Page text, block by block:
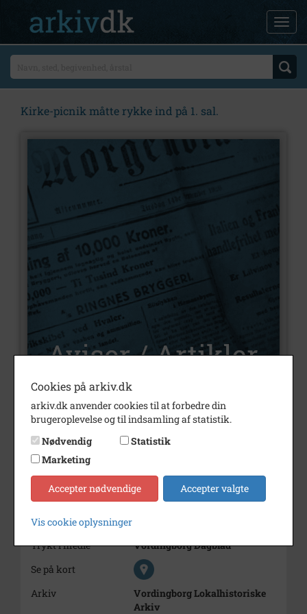
Kirke-picnik måtte rykke ind på 1. sal.
Nummer
U1223
Type
Aviser og artikler
Illustrationer
Nej
Årstal
1997
Dateringsnote
Trykt i medie
Vordingborg Dagblad
Se på kort
Arkiv
Vordingborg Lokalhistoriske
Arkiv
Cookies på arkiv.dk
arkiv.dk anvender cookies til at forbedre din
brugeroplevelse og til indsamling af statistik.
Nødvendig
Statistik
Marketing
Accepter nødvendige Accepter valgte
Vis cookie oplysninger